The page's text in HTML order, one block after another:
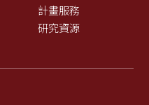
計畫服務
研究資源